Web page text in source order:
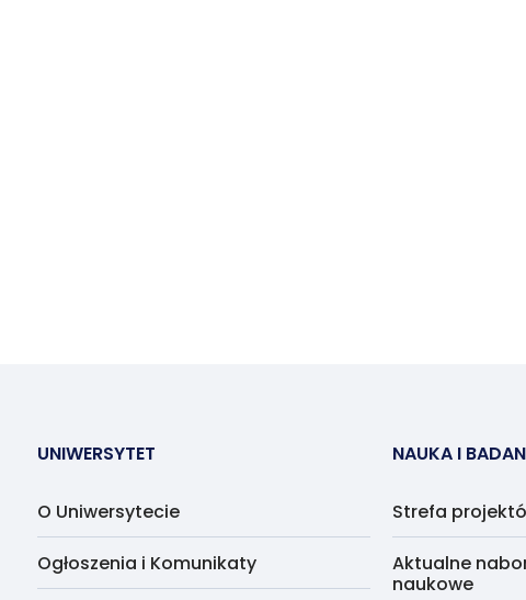
UNIWERSYTET
O Uniwersytecie
Ogłoszenia i Komunikaty
NAUKA I
Strefa
Aktualne
naukowe